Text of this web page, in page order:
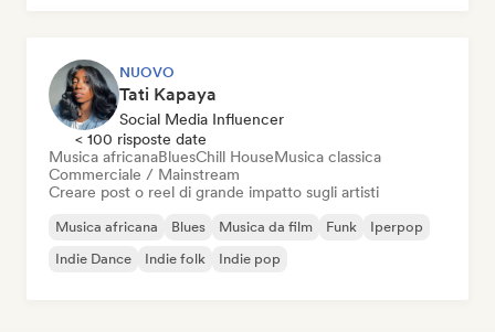
NUOVO
Tati Kapaya
Social Media Influencer
< 100 risposte date
Musica africanaBluesChill HouseMusica classica
Commerciale / Mainstream
Creare post o reel di grande impatto sugli artisti
Musica africana Blues Musica da film Funk
Iperpop
Indie Dance
Indie folk Indie pop